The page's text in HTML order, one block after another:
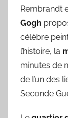
Rembrandt
Gogh
célèbre
l’histoire, la
minutes de
de l’un des
Seconde